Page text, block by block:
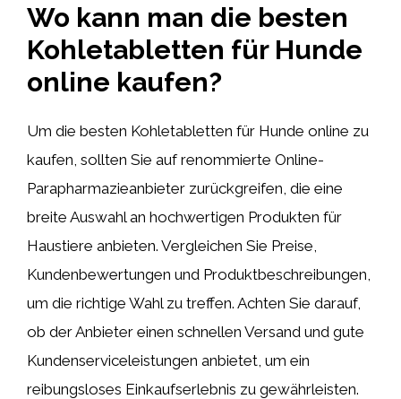
Wo kann man die besten
Kohletabletten für Hunde
online kaufen?
Um die besten Kohletabletten für Hunde online zu
kaufen, sollten Sie auf renommierte Online-
Parapharmazieanbieter zurückgreifen, die eine
breite Auswahl an hochwertigen Produkten für
Haustiere anbieten. Vergleichen Sie Preise,
Kundenbewertungen und Produktbeschreibungen,
um die richtige Wahl zu treffen. Achten Sie darauf,
ob der Anbieter einen schnellen Versand und gute
Kundenserviceleistungen anbietet, um ein
reibungsloses Einkaufserlebnis zu gewährleisten.